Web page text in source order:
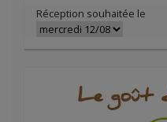
Réception souhaitée le